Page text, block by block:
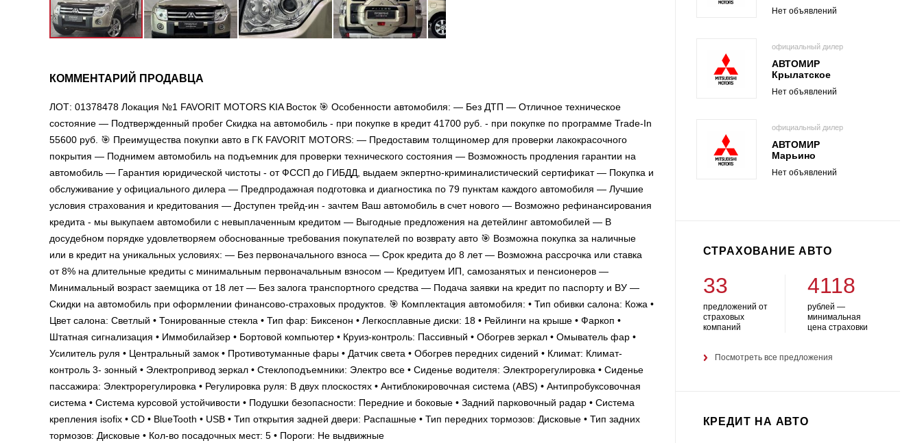
КОММЕНТАРИЙ ПРОДАВЦА
ЛОТ: 01378478 Локация №1 FAVORIT MOTORS KIA Восток 🎯 Особенности автомобиля: — Без ДТП — Отличное техническое
состояние — Подтвержденный пробег Скидка на автомобиль - при покупке в кредит 41700 руб. - при покупке по программе Trade-In
55600 руб. 🎯 Преимущества покупки авто в ГК FAVORIT MOTORS: — Предоставим толщиномер для проверки лакокрасочного
покрытия — Поднимем автомобиль на подъемник для проверки технического состояния — Возможность продления гарантии на
автомобиль — Гарантия юридической чистоты - от ФССП до ГИБДД, выдаем экпертно-криминалистический сертификат — Покупка и
обслуживание у официального дилера — Предпродажная подготовка и диагностика по 79 пунктам каждого автомобиля — Лучшие
условия страхования и кредитования — Доступен трейд-ин - зачтем Ваш автомобиль в счет нового — Возможно рефинансирования
кредита - мы выкупаем автомобили с невыплаченным кредитом — Выгодные предложения на детейлинг автомобилей — В
досудебном порядке удовлетворяем обоснованные требования покупателей по возврату авто 🎯 Возможна покупка за наличные
или в кредит на уникальных условиях: — Без первоначального взноса — Срок кредита до 8 лет — Возможна рассрочка или ставка
от 8% на длительные кредиты с минимальным первоначальным взносом — Кредитуем ИП, самозанятых и пенсионеров —
Минимальный возраст заемщика от 18 лет — Без залога транспортного средства — Подача заявки на кредит по паспорту и ВУ —
Скидки на автомобиль при оформлении финансово-страховых продуктов. 🎯 Комплектация автомобиля: • Тип обивки салона: Кожа •
Цвет салона: Светлый • Тонированные стекла • Тип фар: Биксенон • Легкосплавные диски: 18 • Рейлинги на крыше • Фаркоп •
Штатная сигнализация • Иммобилайзер • Бортовой компьютер • Круиз-контроль: Пассивный • Обогрев зеркал • Омыватель фар •
Усилитель руля • Центральный замок • Противотуманные фары • Датчик света • Обогрев передних сидений • Климат: Климат-
контроль 3- зонный • Электропривод зеркал • Стеклоподъемники: Электро все • Сиденье водителя: Электрорегулировка • Сиденье
пассажира: Электрорегулировка • Регулировка руля: В двух плоскостях • Антиблокировочная система (ABS) • Антипробуксовочная
система • Система курсовой устойчивости • Подушки безопасности: Передние и боковые • Задний парковочный радар • Система
крепления isofix • CD • BlueTooth • USB • Тип открытия задней двери: Распашные • Тип передних тормозов: Дисковые • Тип задних
тормозов: Дисковые • Кол-во посадочных мест: 5 • Пороги: Не выдвижные
Нет объявлений
официальный дилер
АВТОМИР
Крылатское
Нет объявлений
официальный дилер
АВТОМИР
Марьино
Нет объявлений
СТРАХОВАНИЕ АВТО
33
предложений от
страховых
компаний
4118
рублей —
минимальная
цена страховки
Посмотреть все предложения
КРЕДИТ НА АВТО